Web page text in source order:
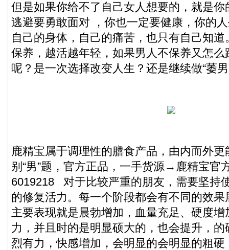
但是如果你给不了自己女人想要的，就是
逃避要勇敢面对 ，你也一定要健康，你的
自己的身体，自己的痛苦，也只有自己知
保养，越活越年轻，如果男人不保养又怎
呢？是一次选择改变人生？还是继续做“萎男
鹿精宝属于调理性的膳食产品，由内而外更
别“男”题，官方正品，一手货源→鹿精宝官
6019218 对于比较严重的朋友，需要坚持
的修复活力。每一个阶段都会有不同的效
主要表现就是晨勃增加，血量充足、硬度
力，并且时的是明显硕大的，也会提升，
烈有力，快感增加，会明显的会明显的粗